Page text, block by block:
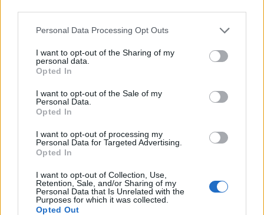
Personal Data Processing Opt Outs
I want to opt-out of the Sharing of my
personal data.
Opted In
I want to opt-out of the Sale of my
Personal Data.
Opted In
I want to opt-out of processing my
Personal Data for Targeted Advertising.
Opted In
I want to opt-out of Collection, Use,
Retention, Sale, and/or Sharing of my
Personal Data that Is Unrelated with the
Purposes for which it was collected.
Opted Out
Az előfizetés a következőket tartalmazza:
Kötéslisták: BÉT elmúlt 2 év napon belüli
kötéslistái
MÁR ELŐFIZETŐNK VAGY?BEJELENTKEZÉS